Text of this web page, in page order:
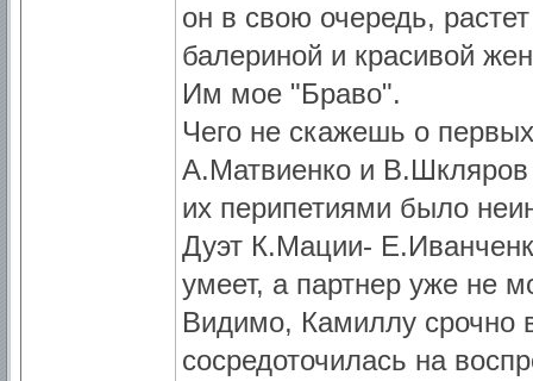
он в свою очередь,
балериной и красивой
Им мое "Браво".
Чего не скажешь о
А.Матвиенко и В.Шкляров
их перипетиями было
Дуэт К.Мации-
умеет, а партнер уже не
Видимо, Камиллу срочно
сосредоточилась на